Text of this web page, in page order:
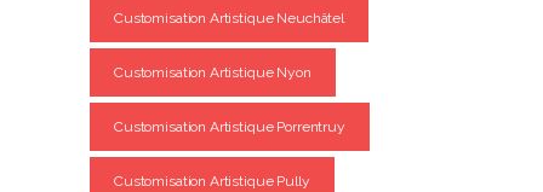
Customisation Artistique Neuchâtel
Customisation Artistique Nyon
Customisation Artistique Porrentruy
Customisation Artistique Pully